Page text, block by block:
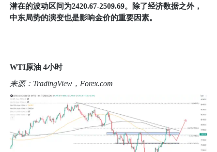
潜在的波动区间为2420.67-2509.69。除了经济数据之外，
中东局势的演变也是影响金价的重要因素。
WTI原油 4小时
来源： TradingView ， Forex.com